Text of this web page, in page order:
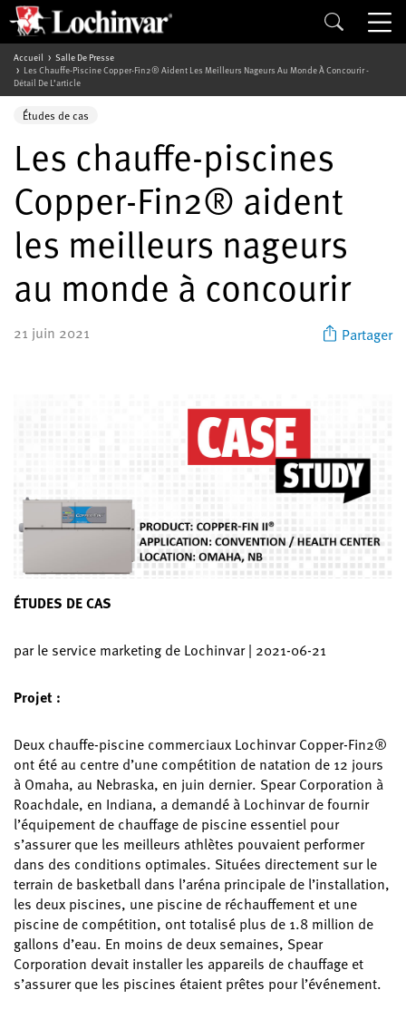
Accueil
Salle De Presse
Les Chauffe-Piscine Copper-Fin2® Aident Les Meilleurs Nageurs Au Monde À Concourir -
Détail De L’article
Études de cas
Les chauffe-piscines
Copper-Fin2® aident
les meilleurs nageurs
au monde à concourir
21 juin 2021 Partager
ÉTUDES DE CAS
par le service marketing de Lochinvar | 2021-06-21
Projet :
Deux chauffe-piscine commerciaux Lochinvar Copper-Fin2®
ont été au centre d’une compétition de natation de 12 jours
à Omaha, au Nebraska, en juin dernier. Spear Corporation à
Roachdale, en Indiana, a demandé à Lochinvar de fournir
l’équipement de chauffage de piscine essentiel pour
s’assurer que les meilleurs athlètes pouvaient performer
dans des conditions optimales. Situées directement sur le
terrain de basketball dans l’aréna principale de l’installation,
les deux piscines, une piscine de réchauffement et une
piscine de compétition, ont totalisé plus de 1.8 million de
gallons d’eau. En moins de deux semaines, Spear
Corporation devait installer les appareils de chauffage et
s’assurer que les piscines étaient prêtes pour l’événement.